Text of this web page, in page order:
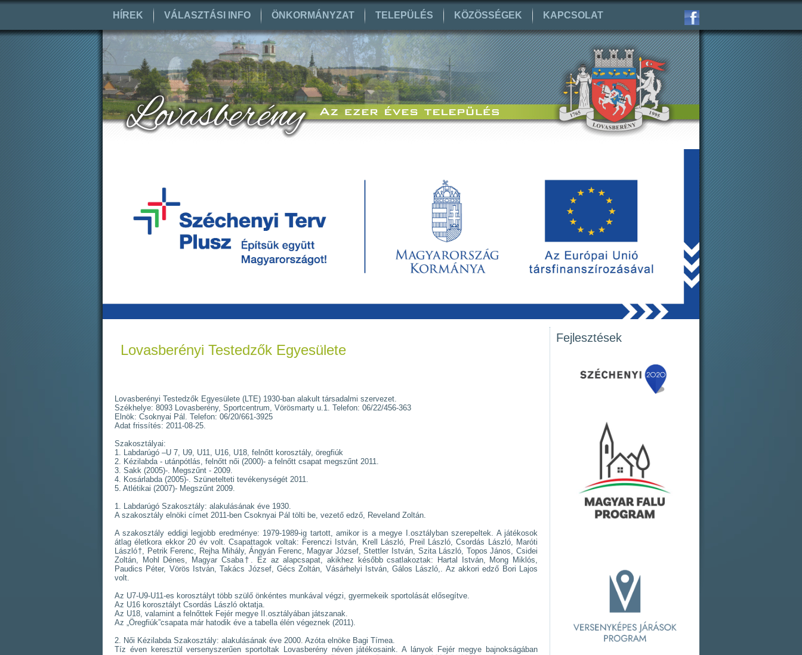
HÍREK VÁLASZTÁSI INFO ÖNKORMÁNYZAT TELEPÜLÉS KÖZÖSSÉGEK KAPCSOLAT
Lovasberényi Testedzők Egyesülete
Lovasberényi Testedzők Egyesülete (LTE) 1930-ban alakult társadalmi szervezet.
Székhelye: 8093 Lovasberény, Sportcentrum, Vörösmarty u.1. Telefon: 06/22/456-363
Elnök: Csoknyai Pál. Telefon: 06/20/661-3925
Adat frissítés: 2011-08-25.
Szakosztályai:
1. Labdarúgó –U 7, U9, U11, U16, U18, felnőtt korosztály, öregfiúk
2. Kézilabda - utánpótlás, felnőtt női (2000)- a felnőtt csapat megszűnt 2011.
3. Sakk (2005)-. Megszűnt - 2009.
4. Kosárlabda (2005)-. Szünetelteti tevékenységét 2011.
5. Atlétikai (2007)- Megszűnt 2009.
1. Labdarúgó Szakosztály: alakulásának éve 1930.
A szakosztály elnöki címet 2011-ben Csoknyai Pál tölti be, vezető edző, Reveland Zoltán.
A szakosztály eddigi legjobb eredménye: 1979-1989-ig tartott, amikor is a megye I.osztályban szerepeltek. A játékosok
átlag életkora ekkor 20 év volt. Csapattagok voltak: Ferenczi István, Krell László, Preil László, Csordás László, Maróti
László†, Petrik Ferenc, Rejha Mihály, Ángyán Ferenc, Magyar József, Stettler István, Szita László, Topos János, Csidei
Zoltán, Mohl Dénes, Magyar Csaba†. Ez az alapcsapat, akikhez később csatlakoztak: Hartal István, Mong Miklós,
Paudics Péter, Vörös István, Takács József, Gécs Zoltán, Vásárhelyi István, Gálos László,. Az akkori edző Bori Lajos
volt.
Az U7-U9-U11-es korosztályt több szülő önkéntes munkával végzi, gyermekeik sportolását elősegítve.
Az U16 korosztályt Csordás László oktatja.
Az U18, valamint a felnőttek Fejér megye II.osztályában játszanak.
Az „Öregfiúk”csapata már hatodik éve a tabella élén végeznek (2011).
2. Női Kézilabda Szakosztály: alakulásának éve 2000. Azóta elnöke Bagi Tímea.
Tíz éven keresztül versenyszerűen sportoltak Lovasberény néven játékosaink. A lányok Fejér megye bajnokságában
Fejlesztések